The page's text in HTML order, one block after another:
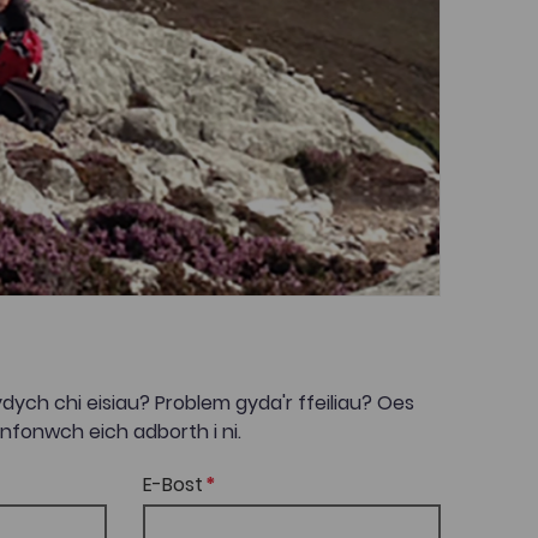
chi eisiau? Problem gyda'r ffeiliau? Oes
eich adborth i ni.
E-Bost